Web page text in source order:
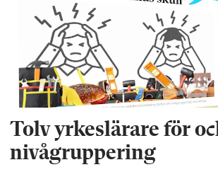
Tolv yrkeslärare för
nivågruppering